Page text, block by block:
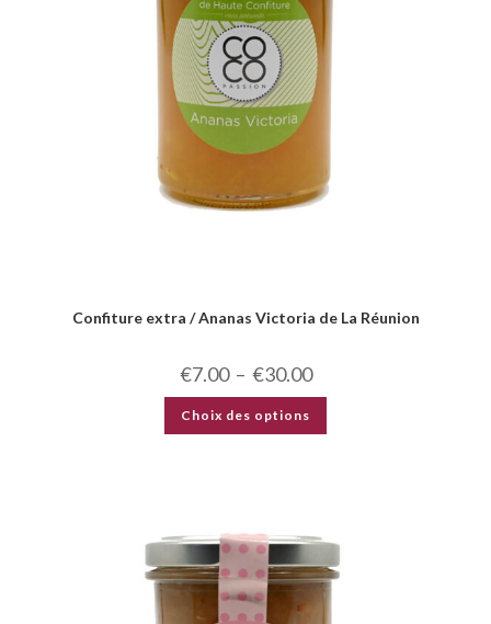
Confiture extra / Ananas Victoria de La Réunion
€7.00 – €30.00
Choix des options